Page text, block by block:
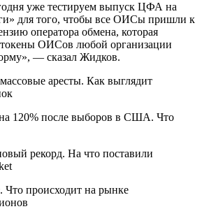
уже тестируем выпуск ЦФА на
для того, чтобы все ОИСы пришли к
оператора обмена, которая
токены ОИСов любой организации
— сказал Жидков.
аресты. Как выглядит
120% после выборов в США. Что
рекорд. На что поставили
Что происходит на рынке